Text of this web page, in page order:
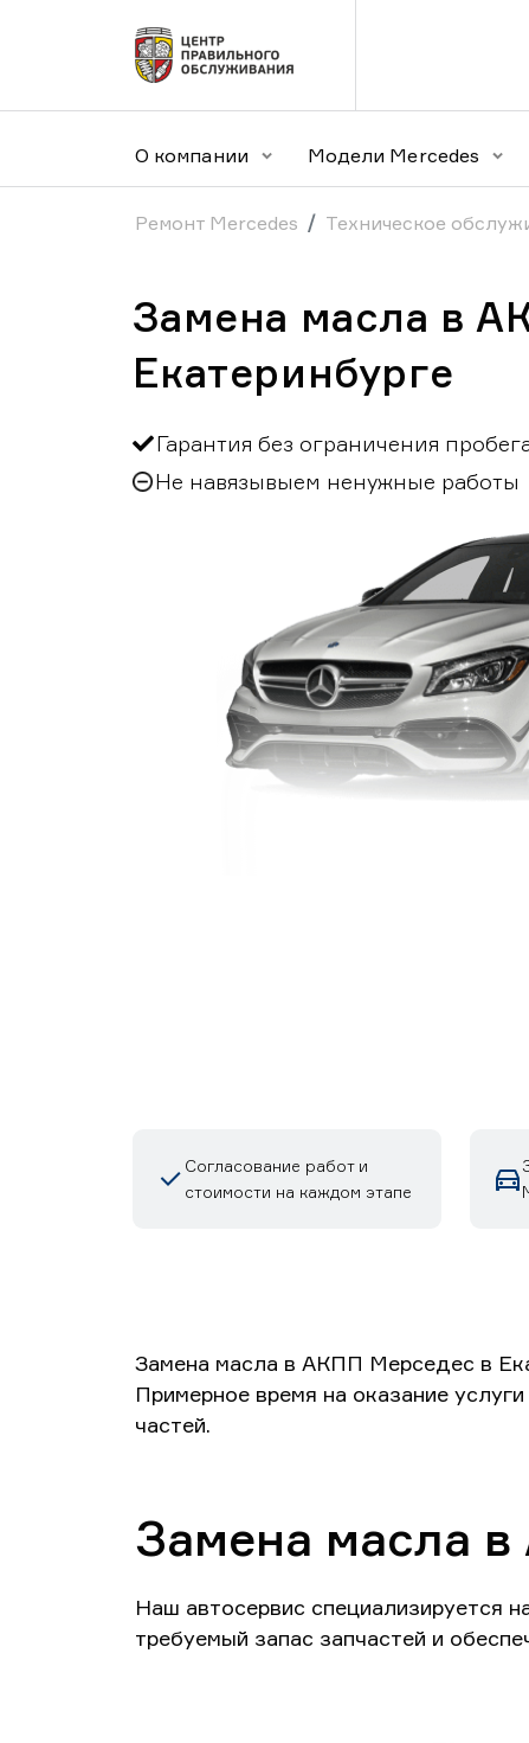
О компании Модели Mercedes
Ремонт Mercedes Техническое
Замена масла в
Екатеринбурге
Гарантия без ограничения
Не навязывыем ненужные работы
Согласование работ и
стоимости на каждом этапе
Замена масла в АКПП Мерседес в
Примерное время на оказание
частей.
Замена масла
Наш автосервис специализируется
требуемый запас запчастей и